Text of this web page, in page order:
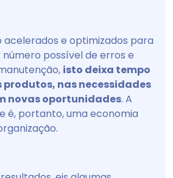
acelerados e optimizados para
possível de erros e
isto deixa tempo
produtos, nas necessidades
novas oportunidades. A
é, portanto, uma economia